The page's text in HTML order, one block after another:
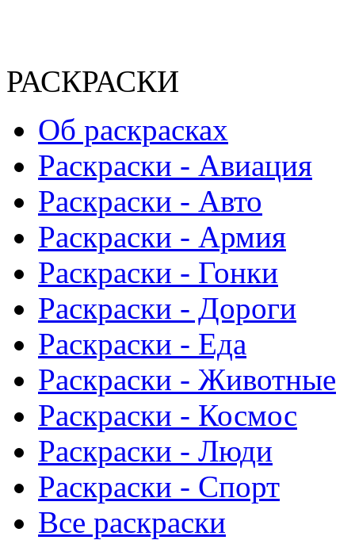
РАСКРАСКИ
Об раскрасках
Раскраски - Авиация
Раскраски - Авто
Раскраски - Армия
Раскраски - Гонки
Раскраски - Дороги
Раскраски - Еда
Раскраски - Животныe
Раскраски - Космос
Раскраски - Люди
Раскраски - Спорт
Все раскраски